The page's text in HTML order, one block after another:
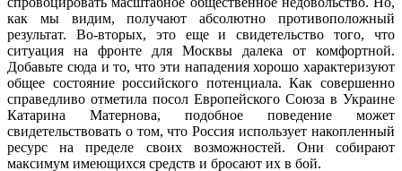
как мы видим, получают абсолютно противоположный
результат. Во-вторых, это еще и свидетельство того, что
ситуация на фронте для Москвы далека от комфортной.
Добавьте сюда и то, что эти нападения хорошо характеризуют
общее состояние российского потенциала. Как совершенно
справедливо отметила посол Европейского Союза в Украине
Катарина Матернова, подобное поведение может
свидетельствовать о том, что Россия использует накопленный
ресурс на пределе своих возможностей. Они собирают
максимум имеющихся средств и бросают их в бой.